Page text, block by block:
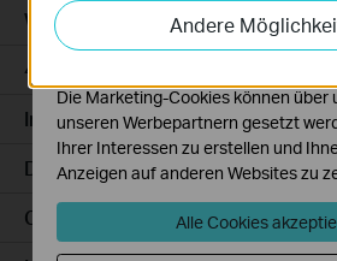
WiFi Gateways
4G/5G WiFi Gateways
Integrated Gateways
DSL Gateways
Cloud-Based
Andere
auf unserer Website zu analysieren,
Funktionsweise unserer Website zu
Die Marketing-Cookies können über
unseren Werbepartnern gesetzt
Ihrer Interessen zu erstellen und
Anzeigen auf anderen Websites zu
Alle Cookies